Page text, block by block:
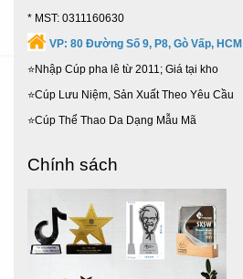
* MST: 0311160630
VP: 80 Đường Số 9, P8, Gò Vấp, HCM
⭐Nhập Cúp pha lê từ 2011; Giá tại kho
⭐Cúp Lưu Niệm, Sản Xuất Theo Yêu Cầu
⭐Cúp Thể Thao Da Dạng Mẫu Mã
Chính sách